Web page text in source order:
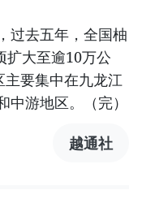
过去五年，全国柚
扩大至逾10万公
要集中在九龙江
游地区。（完）
越通社